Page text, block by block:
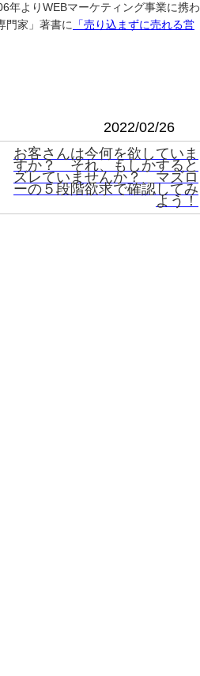
年よりWEBマーケティング事業に携わ
門家」著書に
「売り込まずに売れる営
2022/02/26
お客さんは今何を欲していま
すか？ それ、もしかすると
ズレていませんか？ マズロ
ーの５段階欲求で確認してみ
よう！